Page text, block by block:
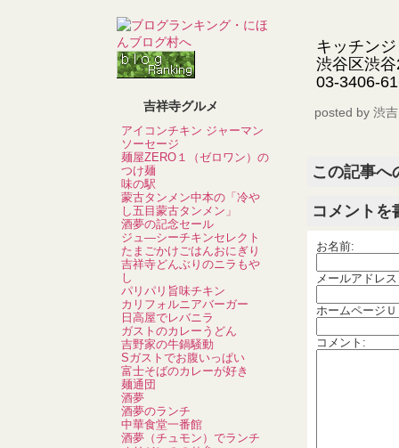
吉祥寺グルメ
アイコンチキン ジャーマン
ソーセージ
麺屋ZERO１（ゼロワン）の
つけ麺
味の駅
蒙古タンメン中本の「冷や
し五目蒙古タンメン」
酒夢の記念セール
ジュ―シーチキンセレクト
たまごかけごはんおにぎり
吉祥寺どんぶりのニラもや
し
パリパリ旨味チキン
カリフォルニアバーガー
日高屋でレバニラ
ガストのカレーうどん
吉野家の牛鍋騒動
Sガストでお腹いっぱい
富士そばのカレーが好き
麺通団
酒夢
酒夢のランチ
中華食堂一番館
酒夢（チュモン）でランチ
キッチン
渋谷区渋
03-3406-
posted by 渋吉
この記事へ
コメントを
お名前:
メールアドレ
ホームページ
コメント: